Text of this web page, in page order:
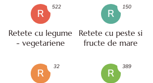
R
Retete cu legume
- vegetariene
522
R
Retete cu peste si
fructe de mare
150
R
32
R
389